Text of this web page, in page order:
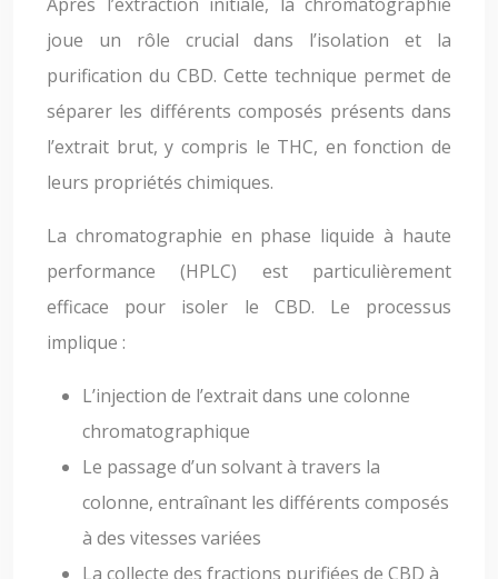
joue un rôle crucial dans l’isolation et la
purification du CBD. Cette technique permet de
séparer les différents composés présents dans
l’extrait brut, y compris le THC, en fonction de
leurs propriétés chimiques.
La chromatographie en phase liquide à haute
performance (HPLC) est particulièrement
efficace pour isoler le CBD. Le processus
implique :
L’injection de l’extrait dans une colonne
chromatographique
Le passage d’un solvant à travers la
colonne, entraînant les différents composés
à des vitesses variées
La collecte des fractions purifiées de CBD à